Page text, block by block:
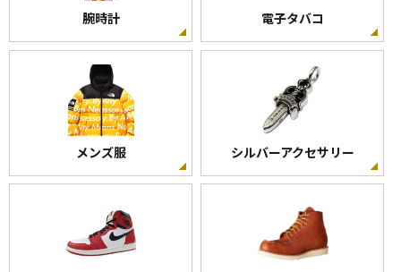
腕時計 電子タバコ
メンズ服 シルバーアクセサリー